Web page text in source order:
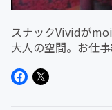
スナックVividが
大人の空間。お仕
種が進んできてい